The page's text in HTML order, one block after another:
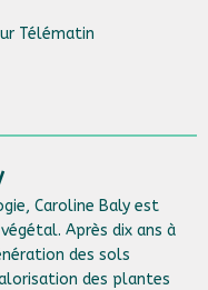
Télématin
Caroline Baly est
Après dix ans à
des sols
des plantes